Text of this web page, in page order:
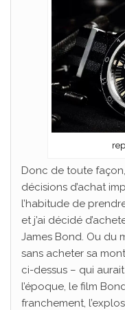
Donc de toute façon,
décisions d’achat
l’habitude de
et j’ai décidé
James Bond. Ou du
sans acheter sa
ci-dessus – qui
l’époque, le film
franchement,